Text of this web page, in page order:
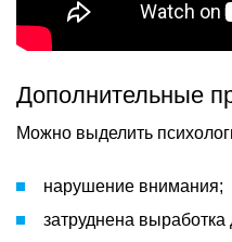
Дополнительные
Можно выделить
нарушение внимания;
затруднена